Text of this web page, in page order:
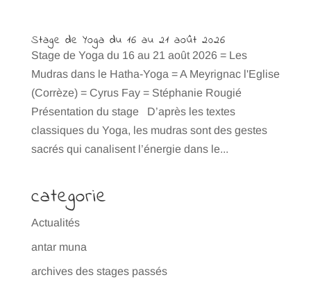
Stage de Yoga du 16 au 21 août 2026
Stage de Yoga du 16 au 21 août 2026 = Les
Mudras dans le Hatha-Yoga = A Meyrignac l'Eglise
(Corrèze) = Cyrus Fay = Stéphanie Rougié
Présentation du stage D’après les textes
classiques du Yoga, les mudras sont des gestes
sacrés qui canalisent l’énergie dans le...
categorie
Actualités
antar muna
archives des stages passés